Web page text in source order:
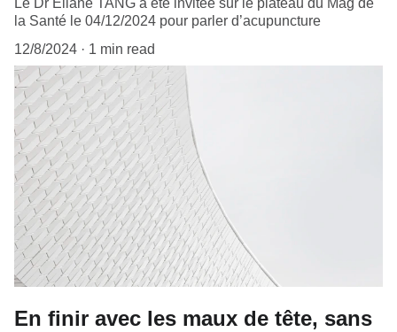
Le Dr Eliane TANG a été invitée sur le plateau du Mag de
la Santé le 04/12/2024 pour parler d’acupuncture
12/8/2024
1 min read
En finir avec les maux de tête, sans